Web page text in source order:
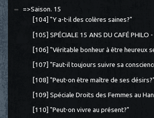
=>Saison. 15
[104] "Y a-t-il des colères saines?"
[105] SPÉCIALE 15 ANS DU CAFÉ PHILO
[106] "Véritable bonheur à être heureux
[107] "Faut-il toujours suivre sa
[108] "Peut-on être maître de ses désirs?"
[109] Spéciale Droits des Femmes au
[110] "Peut-on vivre au présent?"